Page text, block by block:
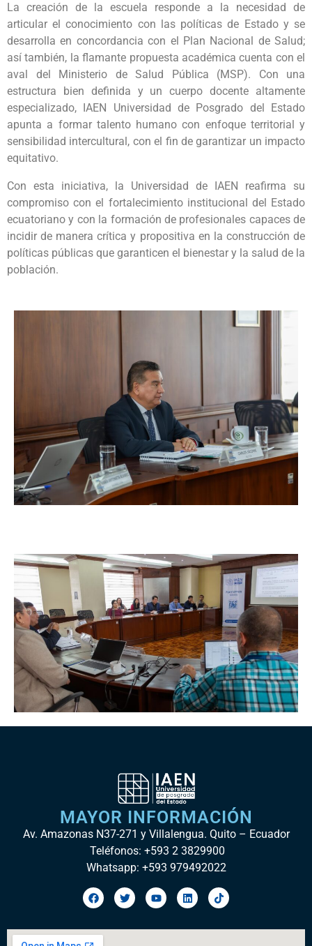
La creación de la escuela responde a la necesidad de
articular el conocimiento con las políticas de Estado y se
desarrolla en concordancia con el Plan Nacional de Salud;
así también, la flamante propuesta académica cuenta con el
aval del Ministerio de Salud Pública (MSP). Con una
estructura bien definida y un cuerpo docente altamente
especializado, IAEN Universidad de Posgrado del Estado
apunta a formar talento humano con enfoque territorial y
sensibilidad intercultural, con el fin de garantizar un impacto
equitativo.
Con esta iniciativa, la Universidad de IAEN reafirma su
compromiso con el fortalecimiento institucional del Estado
ecuatoriano y con la formación de profesionales capaces de
incidir de manera crítica y propositiva en la construcción de
políticas públicas que garanticen el bienestar y la salud de la
población.
MAYOR INFORMACIÓN
Av. Amazonas N37-271 y Villalengua. Quito – Ecuador
Teléfonos: +593 2 3829900
Whatsapp: +593 979492022